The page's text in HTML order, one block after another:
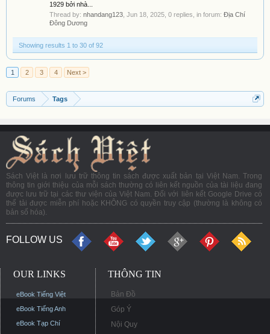
1929 bởi nhà...
Thread by: nhandang123 Jun 18, 2025 , 0 replies, in forum: Địa Chí
Đông Dương
Showing results 1 to 30 of 92
1 2 3 4 Next >
Forums Tags
Sách Việt là nơi lưu trữ thông tin sách được xuất bản tại Việt Nam. Trong
thông tin giới thiệu của mỗi sách thường có liên kết nguồn của tài liệu đang
được lưu trữ tại các thư viện của Việt Nam. Đối với liên kết Google Drive có
thể tải được miễn phí hoặc KHÔNG có quyền truy cập (thường là không có
bản số hóa).
FOLLOW US
OUR LINKS
eBook Tiếng Việt
eBook Tiếng Anh
eBook Tạp Chí
THÔNG TIN
Bản Đồ
Góp Ý
Nội Quy